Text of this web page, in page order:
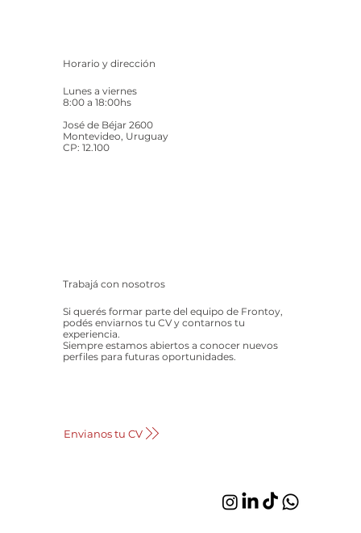
Horario y dirección
Lunes a viernes
8:00 a 18:00hs
José de Béjar 2600
Montevideo, Uruguay
CP: 12.100
Trabajá con nosotros
Si querés formar parte del equipo de Frontoy,
podés enviarnos tu CV y contarnos tu
experiencia.
Siempre estamos abiertos a conocer nuevos
perfiles para futuras oportunidades.
Envianos tu CV